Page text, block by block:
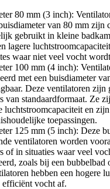
80 mm (3 inch):
van 80 mm zijn
gebruikt in kleine
lagere
waar niet veel vocht
100 mm (4 inch):
met een buisdiameter
Deze ventilatoren zijn
van standaardformaat. Ze
luchtstroomcapaciteit en
toepassingen.
125 mm (5 inch): Deze
ventilatoren worden
of in situaties waar veel
zoals bij een bubbelbad
hebben een hogere
efficiënt vocht af.